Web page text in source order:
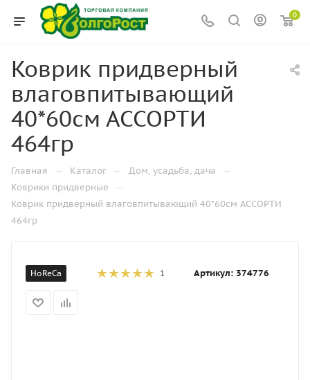
0
Коврик придверный
влаговпитывающий
40*60см АССОРТИ
464гр
Главная — Каталог — Дом, усадьба, дача —
Коврики придверные —
Коврик придверный влаговпитывающий 40*60см АССОРТИ
464гр
HoReCa 1 Артикул: 374776